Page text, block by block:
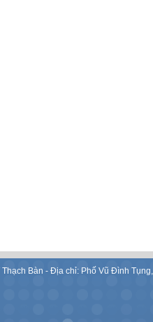
Bàn - Địa chỉ: Phố Vũ Đình